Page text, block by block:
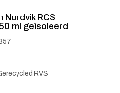
Nordvik RCS
ml geïsoleerd
RVS